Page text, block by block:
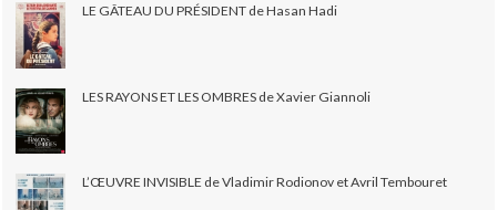
LE GÂTEAU DU PRÉSIDENT de Hasan Hadi
LES RAYONS ET LES OMBRES de Xavier Giannoli
L’ŒUVRE INVISIBLE de Vladimir Rodionov et Avril Tembouret